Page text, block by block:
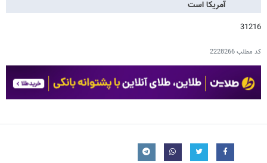
آمریکا است
31216
کد مطلب2228266